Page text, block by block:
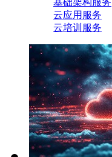
基础架构服务
云应用服务
云培训服务